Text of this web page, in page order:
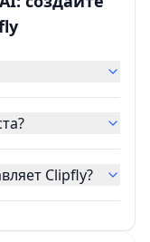
Clipfly?